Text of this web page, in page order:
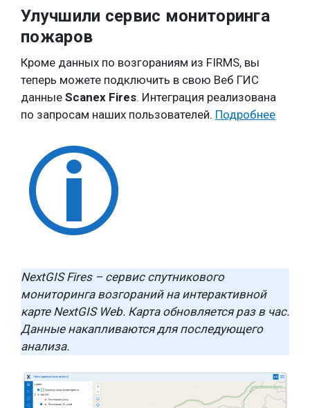
Улучшили сервис мониторинга
пожаров
Кроме данных по возгораниям из FIRMS, вы
теперь можете подключить в свою Веб ГИС
данные Scanex Fires. Интеграция реализована
по запросам наших пользователей. Подробнее
NextGIS Fires – сервис спутникового
мониторинга возгораний на интерактивной
карте NextGIS Web. Карта обновляется раз в час.
Данные накапливаются для последующего
анализа.